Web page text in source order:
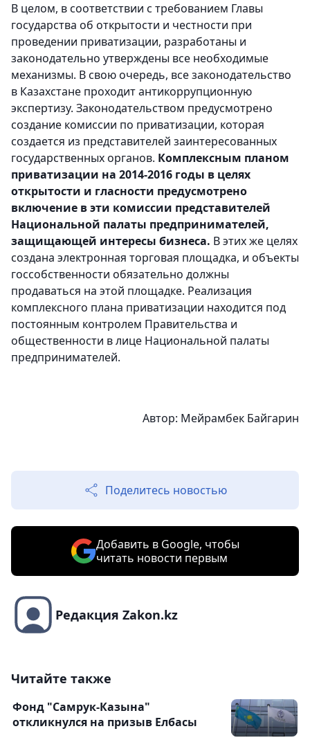
В целом, в соответствии с требованием Главы
государства об открытости и честности при
проведении приватизации, разработаны и
законодательно утверждены все необходимые
механизмы. В свою очередь, все законодательство
в Казахстане проходит антикоррупционную
экспертизу. Законодательством предусмотрено
создание комиссии по приватизации, которая
создается из представителей заинтересованных
государственных органов. Комплексным планом
приватизации на 2014-2016 годы в целях
открытости и гласности предусмотрено
включение в эти комиссии представителей
Национальной палаты предпринимателей,
защищающей интересы бизнеса. В этих же целях
создана электронная торговая площадка, и объекты
госсобственности обязательно должны
продаваться на этой площадке. Реализация
комплексного плана приватизации находится под
постоянным контролем Правительства и
общественности в лице Национальной палаты
предпринимателей.
Автор: Мейрамбек Байгарин
Поделитесь новостью
Добавить в Google, чтобы
читать новости первым
Редакция Zakon.kz
Читайте также
Фонд "Самрук-Казына"
откликнулся на призыв Елбасы